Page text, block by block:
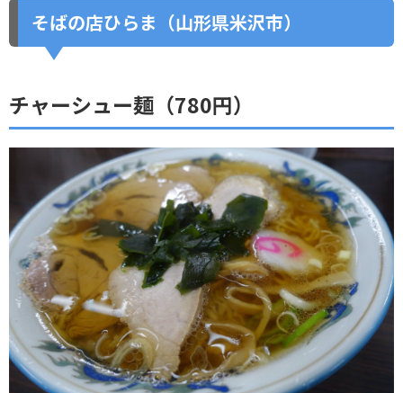
そばの店ひらま（山形県米沢市）
チャーシュー麺（780円）